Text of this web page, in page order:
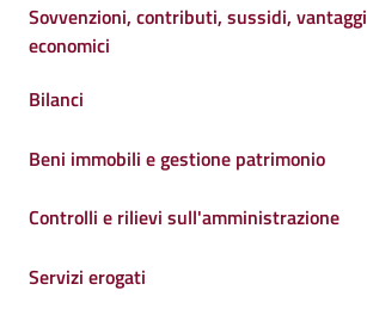
Sovvenzioni, contributi, sussidi, vantaggi
economici
Bilanci
Beni immobili e gestione patrimonio
Controlli e rilievi sull'amministrazione
Servizi erogati